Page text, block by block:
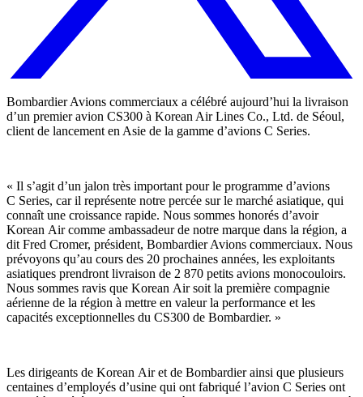
Bombardier Avions commerciaux a célébré aujourd’hui la livraison
d’un premier avion CS300 à Korean Air Lines Co., Ltd. de Séoul,
client de lancement en Asie de la gamme d’avions C Series.
« Il s’agit d’un jalon très important pour le programme d’avions
C Series, car il représente notre percée sur le marché asiatique, qui
connaît une croissance rapide. Nous sommes honorés d’avoir
Korean Air comme ambassadeur de notre marque dans la région, a
dit Fred Cromer, président, Bombardier Avions commerciaux. Nous
prévoyons qu’au cours des 20 prochaines années, les exploitants
asiatiques prendront livraison de 2 870 petits avions monocouloirs.
Nous sommes ravis que Korean Air soit la première compagnie
aérienne de la région à mettre en valeur la performance et les
capacités exceptionnelles du CS300 de Bombardier. »
Les dirigeants de Korean Air et de Bombardier ainsi que plusieurs
centaines d’employés d’usine qui ont fabriqué l’avion C Series ont